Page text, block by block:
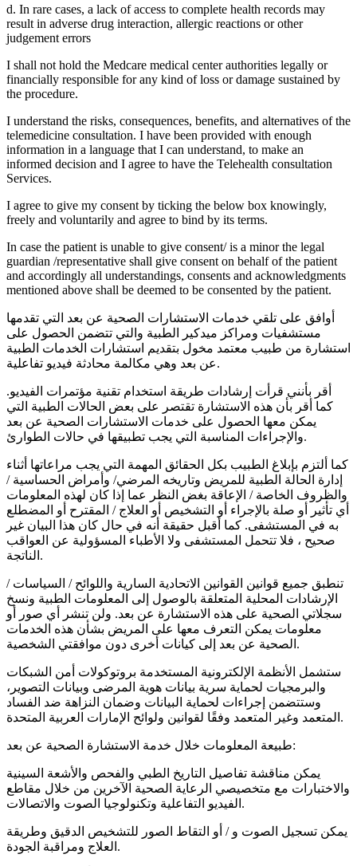
d. In rare cases, a lack of access to complete health records may
result in adverse drug interaction, allergic reactions or other
judgement errors
I shall not hold the Medcare medical center authorities legally or
financially responsible for any kind of loss or damage sustained by
the procedure.
I understand the risks, consequences, benefits, and alternatives of the
telemedicine consultation. I have been provided with enough
information in a language that I can understand, to make an
informed decision and I agree to have the Telehealth consultation
Services.
I agree to give my consent by ticking the below box knowingly,
freely and voluntarily and agree to bind by its terms.
In case the patient is unable to give consent/ is a minor the legal
guardian /representative shall give consent on behalf of the patient
and accordingly all understandings, consents and acknowledgments
mentioned above shall be deemed to be consented by the patient.
أوافق على تلقي خدمات الاستشارات الصحية عن بعد التي تقدمها
مستشفيات ومراكز ميدكير الطبية والتي تتضمن الحصول على
استشارة من طبيب معتمد مخول بتقديم استشارات الخدمات الطبية
عن بعد وهي مكالمة محادثة فيديو تفاعلية.
أقر بأنني قرأت إرشادات طريقة استخدام تقنية مؤتمرات الفيديو.
كما أقر بأن هذه الاستشارة تقتصر على بعض الحالات الطبية التي
يمكن معها الحصول على خدمات الاستشارات الصحية عن بعد
والإجراءات المناسبة التي يجب تطبيقها في حالات الطوارئ.
كما ألتزم بإبلاغ الطبيب بكل الحقائق المهمة التي يجب مراعاتها أثناء
إدارة الحالة الطبية للمريض وتاريخه المرضي/ وأمراض الحساسية /
والظروف الخاصة / الإعاقة بغض النظر عما إذا كان لهذه المعلومات
أي تأثير أو صلة بالإجراء أو التشخيص أو العلاج / المقترح أو المضطلع
به في المستشفى. كما أقبل حقيقة أنه في حال كان هذا البيان غير
صحيح ، فلا تتحمل المستشفى ولا الأطباء المسؤولية عن العواقب
الناتجة.
تنطبق جميع قوانين القوانين الاتحادية السارية واللوائح / السياسات /
الإرشادات المحلية المتعلقة بالوصول إلى المعلومات الطبية ونسخ
سجلاتي الصحية على هذه الاستشارة عن بعد. ولن تنشر أي صور أو
معلومات يمكن التعرف معها على المريض بشأن هذه الخدمات
الصحية عن بعد إلى كيانات أخرى دون موافقتي الشخصية.
ستشمل الأنظمة الإلكترونية المستخدمة بروتوكولات أمن الشبكات
والبرمجيات لحماية سرية بيانات هوية المرضى وبيانات التصوير،
وستتضمن إجراءات لحماية البيانات وضمان النزاهة ضد الفساد
المتعمد وغير المتعمد وفقًا لقوانين ولوائح الإمارات العربية المتحدة.
طبيعة المعلومات خلال خدمة الاستشارة الصحية عن بعد:
يمكن مناقشة تفاصيل التاريخ الطبي والفحص والأشعة السينية
والاختبارات مع متخصيصي الرعاية الصحية الآخرين من خلال مقاطع
الفيديو التفاعلية وتكنولوجيا الصوت والاتصالات.
يمكن تسجيل الصوت و / أو التقاط الصور للتشخيص الدقيق وطريقة
العلاج ومراقبة الجودة.